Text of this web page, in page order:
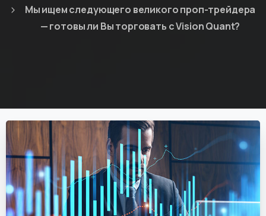
Мы ищем следующего великого проп-трейдера
— готовы ли Вы торговать с Vision Quant?